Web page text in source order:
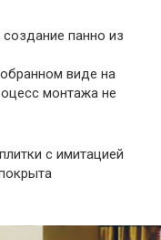
панно из
виде на
монтажа не
с имитацией